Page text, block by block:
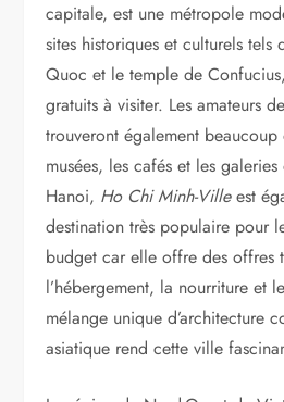
capitale, est une métropole
sites historiques et culturels tels
Quoc et le temple de
gratuits à visiter. Les amateurs
trouveront également beaucoup
musées, les cafés et les
Hanoi, Ho Chi Minh-Villeest
destination très populaire pour
budget car elle offre des offres
l’hébergement, la nourriture et
mélange unique d’architecture
asiatique rend cette ville